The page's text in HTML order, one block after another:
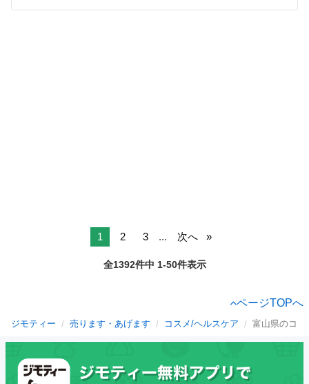
1 2 3 ... 次へ
全1392件中 1-50件表示
ページTOPへ
ジモティー 売ります・あげます コスメ/ヘルスケア 富山県のコ